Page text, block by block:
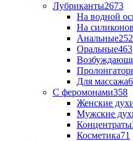
Лубриканты2673
На водной
На
Анальные252
Оральные463
Для массажа
С феромонами358
Женские
Мужские
Концентраты
Косметика71